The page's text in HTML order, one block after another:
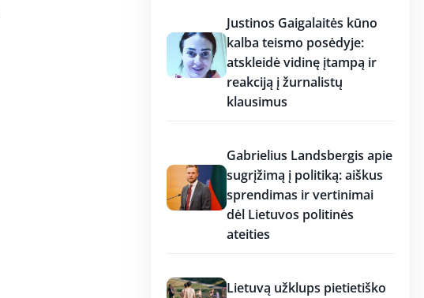
Justinos Gaigalaitės kūno
kalba teismo posėdyje:
atskleidė vidinę įtampą ir
reakciją į žurnalistų
klausimus
Gabrielius Landsbergis apie
sugrįžimą į politiką: aiškus
sprendimas ir vertinimai
dėl Lietuvos politinės
ateities
Lietuvą užklups pietietiško